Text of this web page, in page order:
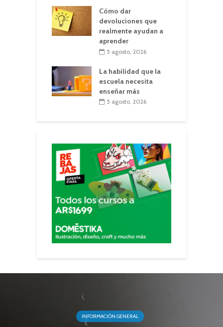
Cómo dar
devoluciones que
realmente ayudan a
aprender
5 agosto, 2026
La habilidad que la
escuela necesita
enseñar más
5 agosto, 2026
INFORMACIÓN GENERAL